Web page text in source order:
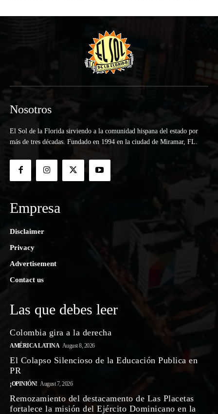
Nosotros
El Sol de la Florida sirviendo a la comunidad hispana del estado por
más de tres décadas. Fundado en 1994 en la ciudad de Miramar, FL.
Empresa
Disclaimer
Privacy
Advertisement
Contact us
Las que debes leer
Colombia gira a la derecha
AMÉRICA LATINA August 8, 2026
El Colapso Silencioso de la Educación Publica en
PR
¡OPINIÓN! August 7, 2026
Remozamiento del destacamento de Las Placetas
fortalece la misión del Ejército Dominicano en la